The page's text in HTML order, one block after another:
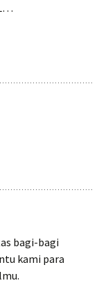
bagi-bagi
kami para